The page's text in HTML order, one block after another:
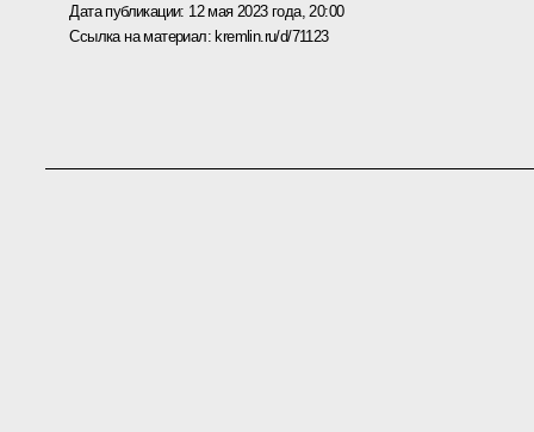
Дата публикации: 12 мая 2023 года, 20:00
Ссылка на материал: kremlin.ru/d/71123